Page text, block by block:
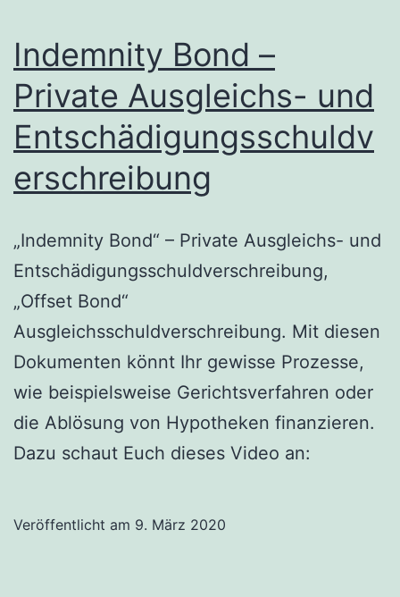
Indemnity Bond –
Private Ausgleichs- und
Entschädigungsschuldv
erschreibung
„Indemnity Bond“ – Private Ausgleichs- und
Entschädigungsschuldverschreibung,
„Offset Bond“
Ausgleichsschuldverschreibung. Mit diesen
Dokumenten könnt Ihr gewisse Prozesse,
wie beispielsweise Gerichtsverfahren oder
die Ablösung von Hypotheken finanzieren.
Dazu schaut Euch dieses Video an:
Veröffentlicht am 9. März 2020